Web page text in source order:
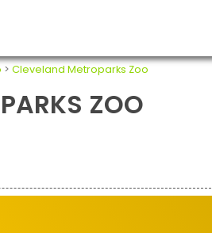
> Cleveland Metroparks Zoo
ZOO